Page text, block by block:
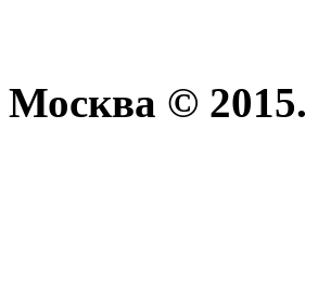
Москва © 2015.